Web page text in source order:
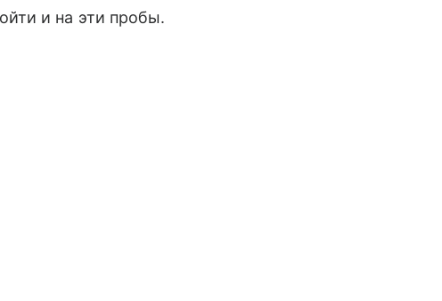
и на эти пробы.